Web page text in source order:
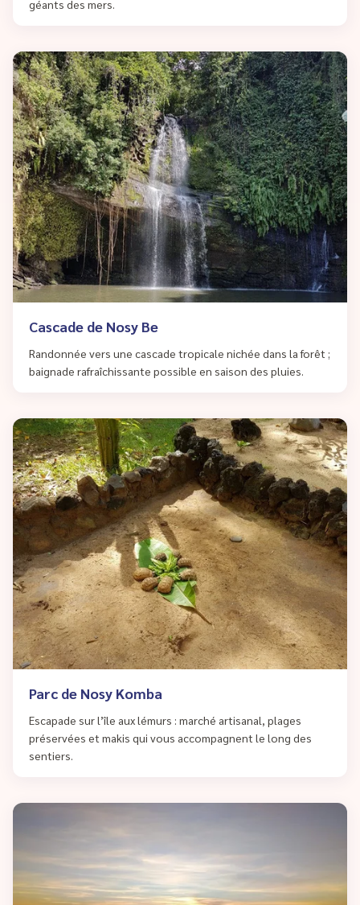
géants des mers.
Cascade de Nosy Be
Randonnée vers une cascade tropicale nichée dans la forêt ;
baignade rafraîchissante possible en saison des pluies.
Parc de Nosy Komba
Escapade sur l’île aux lémurs : marché artisanal, plages
préservées et makis qui vous accompagnent le long des
sentiers.